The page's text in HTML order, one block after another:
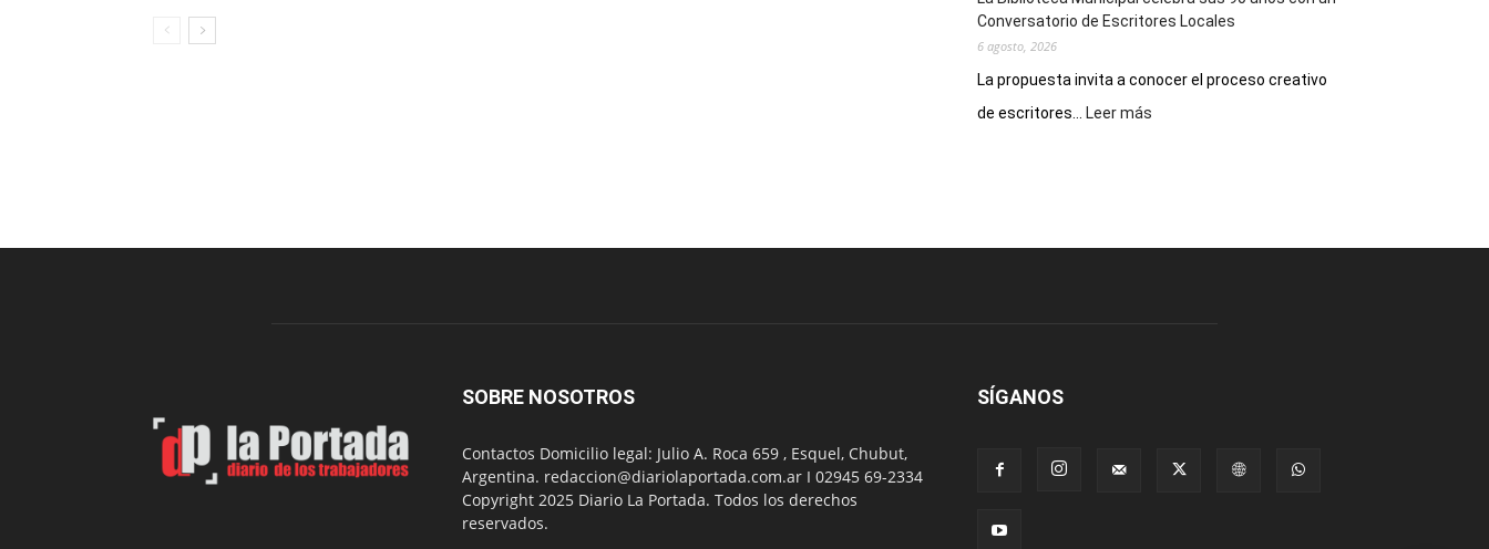
Conversatorio de Escritores Locales
6 agosto, 2026
La propuesta invita a conocer el proceso creativo
de escritores...
Leer más
90
SOBRE NOSOTROS
Contactos Domicilio legal: Julio A. Roca 659 , Esquel, Chubut,
Argentina. redaccion@diariolaportada.com.ar I 02945 69-2334
Copyright 2025 Diario La Portada. Todos los derechos
reservados.
SÍGANOS